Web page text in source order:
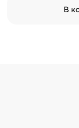
В